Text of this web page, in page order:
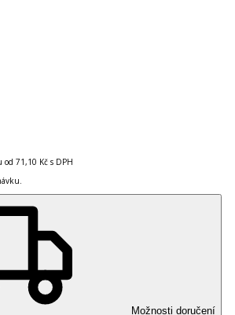
od 71,10 Kč s DPH
Možnosti doručení